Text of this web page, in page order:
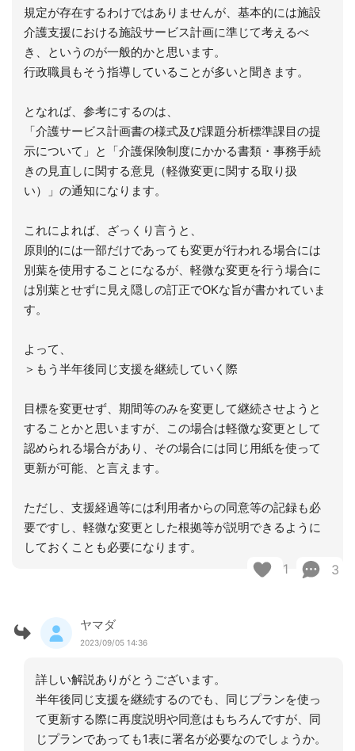
規定が存在するわけではありませんが、基本的には施設
介護支援における施設サービス計画に準じて考えるべ
き、というのが一般的かと思います。
行政職員もそう指導していることが多いと聞きます。
となれば、参考にするのは、
「介護サービス計画書の様式及び課題分析標準課目の提
示について」と「介護保険制度にかかる書類・事務手続
きの見直しに関する意見（軽微変更に関する取り扱
い）」の通知になります。
これによれば、ざっくり言うと、
原則的には一部だけであっても変更が行われる場合には
別葉を使用することになるが、軽微な変更を行う場合に
は別葉とせずに見え隠しの訂正でOKな旨が書かれていま
す。
よって、
＞もう半年後同じ支援を継続していく際
目標を変更せず、期間等のみを変更して継続させようと
することかと思いますが、この場合は軽微な変更として
認められる場合があり、その場合には同じ用紙を使って
更新が可能、と言えます。
ただし、支援経過等には利用者からの同意等の記録も必
要ですし、軽微な変更とした根拠等が説明できるように
しておくことも必要になります。
1 3
ヤマダ
2023/09/05 14:36
詳しい解説ありがとうございます。
半年後同じ支援を継続するのでも、同じプランを使っ
て更新する際に再度説明や同意はもちろんですが、同
じプランであっても1表に署名が必要なのでしょうか。